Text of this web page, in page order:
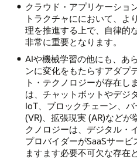
クラウド・アプリケーショ
トラクチャににおいて、よ
理を推進する上で、自律的
非常に重要となります。
AIや機械学習の他にも、あ
ンに変化をもたらすアダプ
ト・テクノロジーが存在し
は、チャットボットやデジ
IoT、ブロックチェーン、
(VR)、拡張現実 (AR)などが
クノロジーは、デジタル・
プロバイダーがSaaSサービ
ますます必要不可欠な存在